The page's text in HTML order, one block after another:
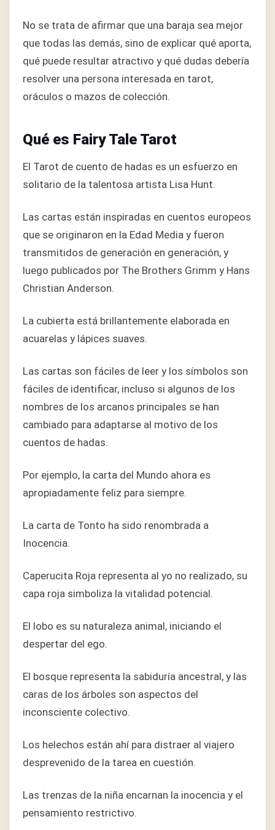
No se trata de afirmar que una baraja sea mejor
que todas las demás, sino de explicar qué aporta,
qué puede resultar atractivo y qué dudas debería
resolver una persona interesada en tarot,
oráculos o mazos de colección.
Qué es Fairy Tale Tarot
El Tarot de cuento de hadas es un esfuerzo en
solitario de la talentosa artista Lisa Hunt.
Las cartas están inspiradas en cuentos europeos
que se originaron en la Edad Media y fueron
transmitidos de generación en generación, y
luego publicados por The Brothers Grimm y Hans
Christian Anderson.
La cubierta está brillantemente elaborada en
acuarelas y lápices suaves.
Las cartas son fáciles de leer y los símbolos son
fáciles de identificar, incluso si algunos de los
nombres de los arcanos principales se han
cambiado para adaptarse al motivo de los
cuentos de hadas.
Por ejemplo, la carta del Mundo ahora es
apropiadamente feliz para siempre.
La carta de Tonto ha sido renombrada a
Inocencia.
Caperucita Roja representa al yo no realizado, su
capa roja simboliza la vitalidad potencial.
El lobo es su naturaleza animal, iniciando el
despertar del ego.
El bosque representa la sabiduría ancestral, y las
caras de los árboles son aspectos del
inconsciente colectivo.
Los helechos están ahí para distraer al viajero
desprevenido de la tarea en cuestión.
Las trenzas de la niña encarnan la inocencia y el
pensamiento restrictivo.